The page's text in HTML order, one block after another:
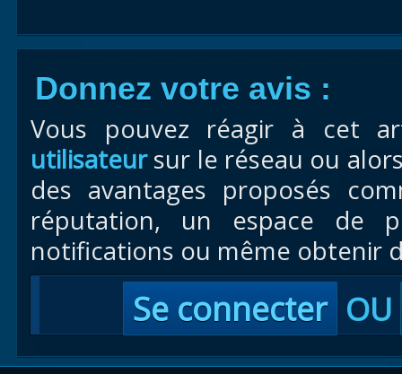
Donnez votre avis :
Vous pouvez réagir à cet
utilisateursur le réseau ou
des avantages proposés
réputation, un espace de
notifications ou même obtenir
Se connecter OU